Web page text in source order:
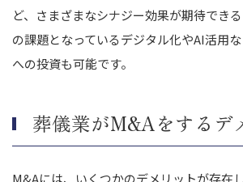
ど、さまざまなシナジー効果が期待でき
の課題となっているデジタル化やAI活用
への投資も可能です。
葬儀業がM&Aをするデ
M&Aには、いくつかのデメリットが存在